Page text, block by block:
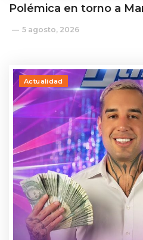
Polémica en torno a
5 agosto, 2026
Actualidad